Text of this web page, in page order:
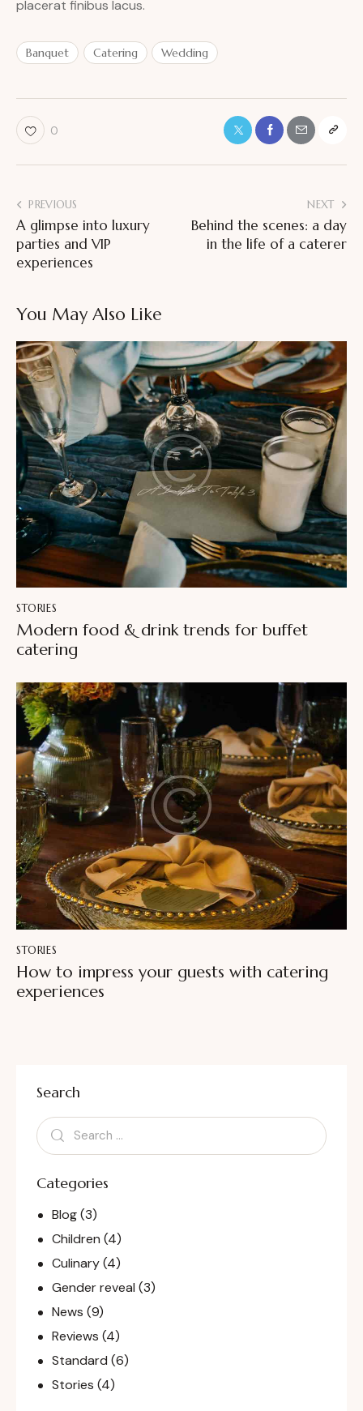
placerat finibus lacus.
Banquet Catering Wedding
0
PREVIOUS
A glimpse into luxury
parties and VIP
experiences
NEXT
Behind the scenes: a day
in the life of a caterer
You May Also Like
STORIES
Modern food & drink trends for buffet
catering
STORIES
How to impress your guests with catering
experiences
Search
Categories
Blog(3)
Children (4)
Culinary(4)
Gender reveal (3)
News (9)
Reviews (4)
Standard (6)
Stories (4)